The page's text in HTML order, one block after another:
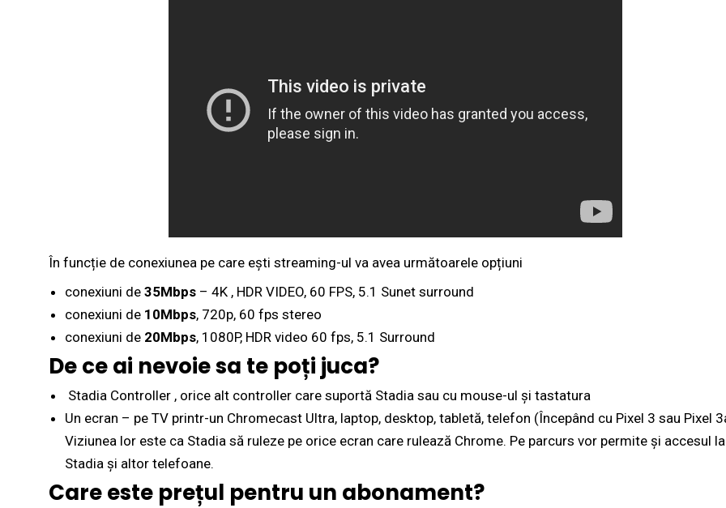
În funcție de conexiunea pe care ești streaming-ul va avea următoarele opțiuni
conexiuni de 35Mbps – 4K , HDR VIDEO, 60 FPS, 5.1 Sunet surround
conexiuni de 10Mbps, 720p, 60 fps stereo
conexiuni de 20Mbps, 1080P, HDR video 60 fps, 5.1 Surround
De ce ai nevoie sa te poți juca?
Stadia Controller , orice alt controller care suportă Stadia sau cu mouse-ul și tastatura
Un ecran – pe TV printr-un Chromecast Ultra, laptop, desktop, tabletă, telefon (Începând cu Pixel 3 sau Pixel
Viziunea lor este ca Stadia să ruleze pe orice ecran care rulează Chrome. Pe parcurs vor permite și accesul la
Stadia și altor telefoane.
Care este prețul pentru un abonament?